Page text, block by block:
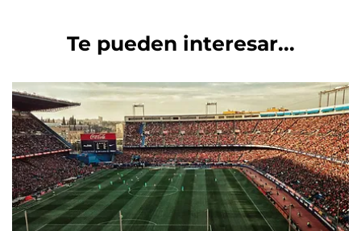
Te pueden interesar...